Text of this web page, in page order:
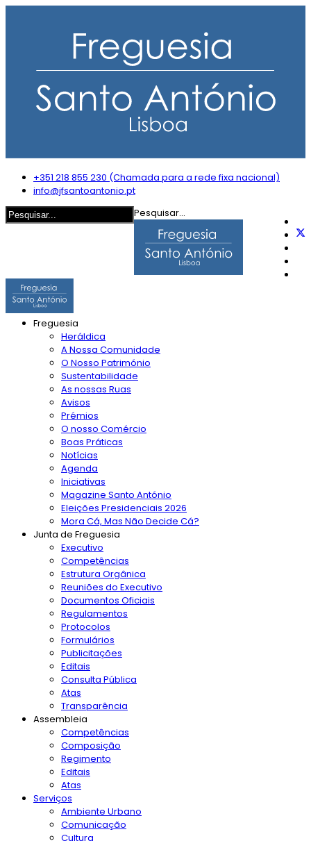
+351 218 855 230 (Chamada para a rede fixa nacional)
info@jfsantoantonio.pt
Pesquisar...
Freguesia
Heráldica
A Nossa Comunidade
O Nosso Património
Sustentabilidade
As nossas Ruas
Avisos
Prémios
O nosso Comércio
Boas Práticas
Notícias
Agenda
Iniciativas
Magazine Santo António
Eleições Presidenciais 2026
Mora Cá, Mas Não Decide Cá?
Junta de Freguesia
Executivo
Competências
Estrutura Orgânica
Reuniões do Executivo
Documentos Oficiais
Regulamentos
Protocolos
Formulários
Publicitações
Editais
Consulta Pública
Atas
Transparência
Assembleia
Competências
Composição
Regimento
Editais
Atas
Serviços
Ambiente Urbano
Comunicação
Cultura